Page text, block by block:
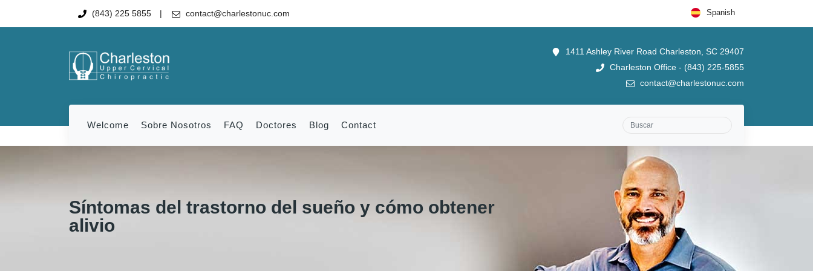
(843) 225 5855 contact@charlestonuc.com Spanish
1411 Ashley River Road Charleston, SC 29407
Charleston Office - (843) 225-5855
contact@charlestonuc.com
Welcome Sobre Nosotros FAQ Doctores Blog Contact
Síntomas del trastorno del sueño y cómo obtener
alivio